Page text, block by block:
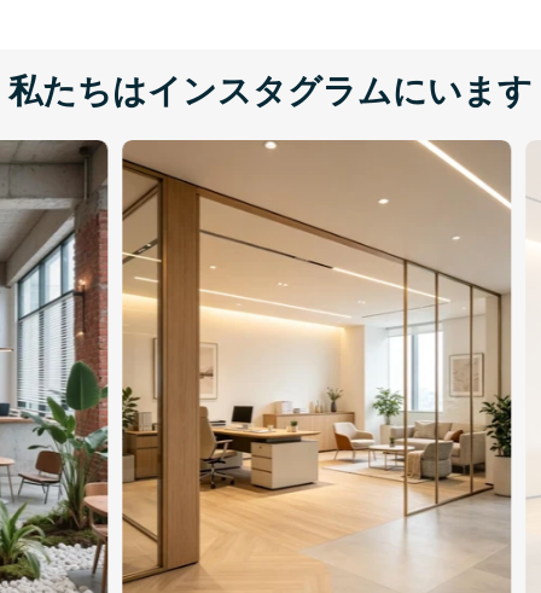
私たちはインスタグラムにいます